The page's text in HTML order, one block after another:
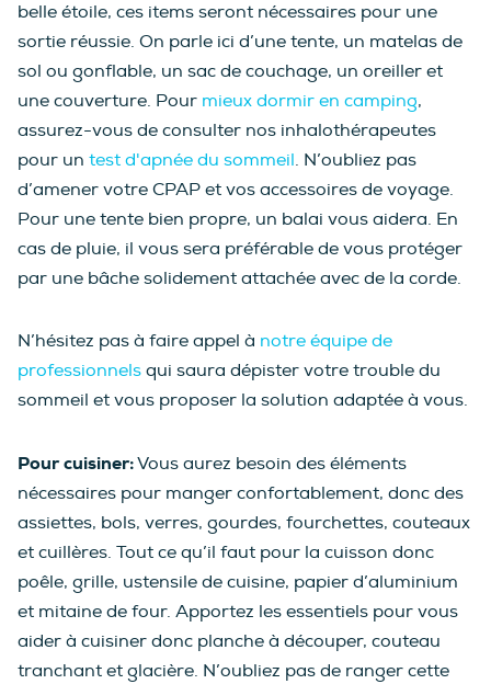
belle étoile, ces items seront nécessaires pour une
sortie réussie. On parle ici d’une tente, un matelas de
sol ou gonflable, un sac de couchage, un oreiller et
une couverture. Pour mieux dormir en camping,
assurez-vous de consulter nos inhalothérapeutes
pour un test d'apnée du sommeil. N’oubliez pas
d’amener votre CPAP et vos accessoires de voyage.
Pour une tente bien propre, un balai vous aidera. En
cas de pluie, il vous sera préférable de vous protéger
par une bâche solidement attachée avec de la corde.
N’hésitez pas à faire appel à notre équipe de
professionnels qui saura dépister votre trouble du
sommeil et vous proposer la solution adaptée à vous.
Pour cuisiner:Vous aurez besoin des éléments
nécessaires pour manger confortablement, donc des
assiettes, bols, verres, gourdes, fourchettes, couteaux
et cuillères. Tout ce qu’il faut pour la cuisson donc
poêle, grille, ustensile de cuisine, papier d’aluminium
et mitaine de four. Apportez les essentiels pour vous
aider à cuisiner donc planche à découper, couteau
tranchant et glacière. N’oubliez pas de ranger cette